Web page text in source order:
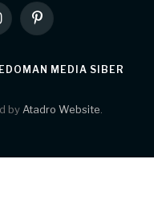
Pinterest
MEDIA SIBER
by Atadro Website